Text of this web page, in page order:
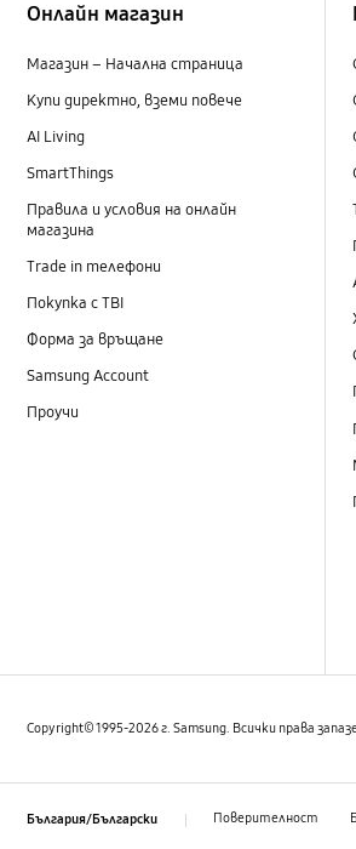
Онлайн магазин
Магазин – Начална страница
Купи директно, вземи повече
AI Living
SmartThings
Правила и условия на онлайн
магазина
Trade in телефони
Покупка с TBI
Форма за връщане
Samsung Account
Проучи
Copyright© 1995-2026 г. Samsung. Всички права
България/Български Поверителност